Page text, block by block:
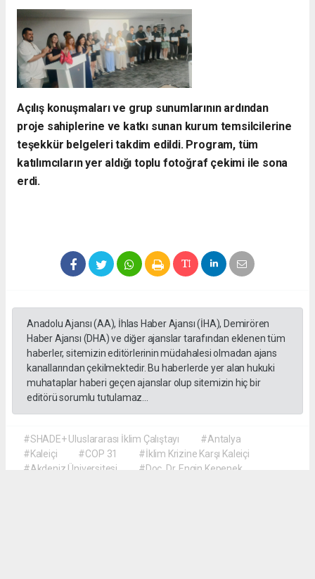
​Açılış konuşmaları ve grup sunumlarının ardından
proje sahiplerine ve katkı sunan kurum temsilcilerine
teşekkür belgeleri takdim edildi. Program, tüm
katılımcıların yer aldığı toplu fotoğraf çekimi ile sona
erdi.
Anadolu Ajansı (AA), İhlas Haber Ajansı (İHA), Demirören
Haber Ajansı (DHA) ve diğer ajanslar tarafından eklenen tüm
haberler, sitemizin editörlerinin müdahalesi olmadan ajans
kanallarından çekilmektedir. Bu haberlerde yer alan hukuki
muhataplar haberi geçen ajanslar olup sitemizin hiç bir
editörü sorumlu tutulamaz...
#SHADE+ Uluslararası İklim Çalıştayı
#Antalya
#Kaleiçi
#COP 31
#İklim Krizine Karşı Kaleiçi
#Akdeniz Üniversitesi
#Doç. Dr. Engin Kepenek